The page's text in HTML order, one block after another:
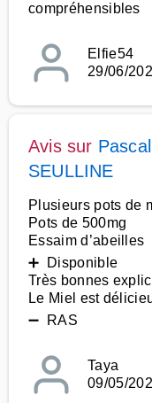
compréhensibles
Elfie54
29/06/
Avis sur
SEULLINE
Plusieurs pots de
Pots de 500mg
Essaim d’abeilles
➕ Disponible
Très bonnes
Le Miel est
➖ RAS
Taya
09/05/